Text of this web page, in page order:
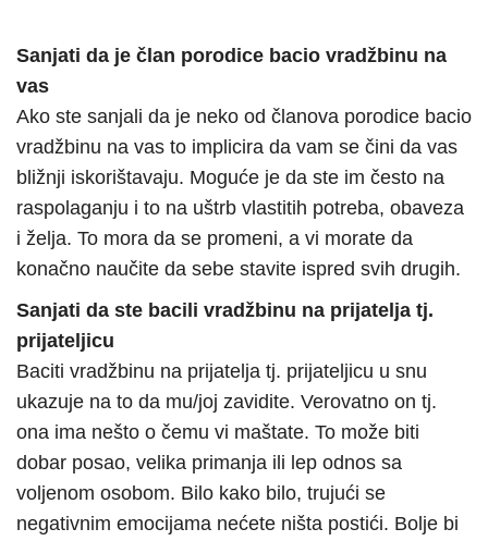
Sanjati da je član porodice bacio vradžbinu na
vas
Ako ste sanjali da je neko od članova porodice bacio
vradžbinu na vas to implicira da vam se čini da vas
bližnji iskorištavaju. Moguće je da ste im često na
raspolaganju i to na uštrb vlastitih potreba, obaveza
i želja. To mora da se promeni, a vi morate da
konačno naučite da sebe stavite ispred svih drugih.
Sanjati da ste bacili vradžbinu na prijatelja tj.
prijateljicu
Baciti vradžbinu na prijatelja tj. prijateljicu u snu
ukazuje na to da mu/joj zavidite. Verovatno on tj.
ona ima nešto o čemu vi maštate. To može biti
dobar posao, velika primanja ili lep odnos sa
voljenom osobom. Bilo kako bilo, trujući se
negativnim emocijama nećete ništa postići. Bolje bi